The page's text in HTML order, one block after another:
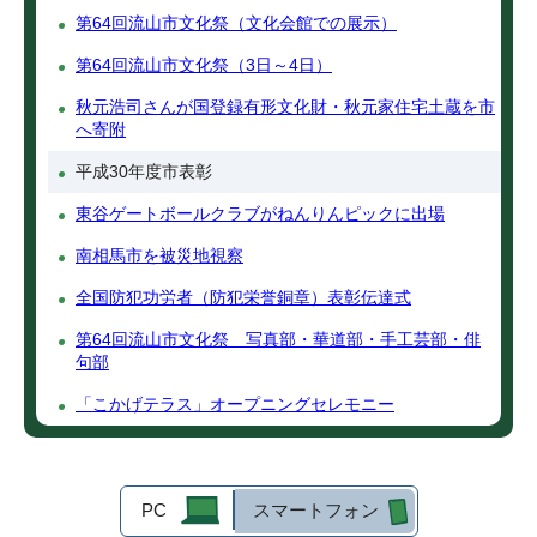
第64回流山市文化祭（文化会館での展示）
第64回流山市文化祭（3日～4日）
秋元浩司さんが国登録有形文化財・秋元家住宅土蔵を市
へ寄附
平成30年度市表彰
東谷ゲートボールクラブがねんりんピックに出場
南相馬市を被災地視察
全国防犯功労者（防犯栄誉銅章）表彰伝達式
第64回流山市文化祭 写真部・華道部・手工芸部・俳
句部
「こかげテラス」オープニングセレモニー
PC スマートフォン